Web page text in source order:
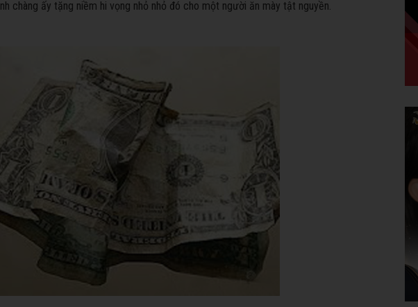
chàng ấy tặng niềm hi vọng nhỏ nhỏ đó cho một người ăn mày tật nguyền.